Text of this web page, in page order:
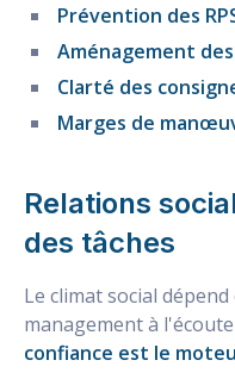
Prévention des
Aménagement
Clarté des
Marges de
Relations
des tâches
Le climat social
management à
confiance est le